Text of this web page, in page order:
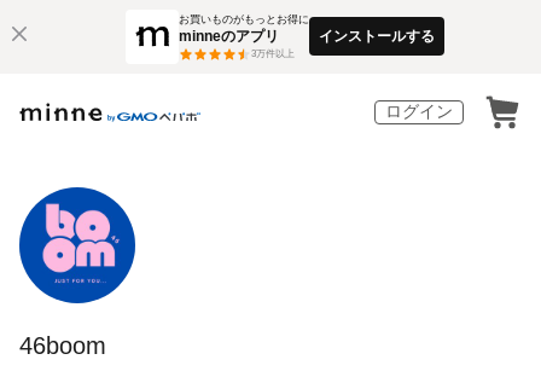
お買いものがもっとお得に
minneのアプリ
3万件以上
インストールする
ログイン
46boom